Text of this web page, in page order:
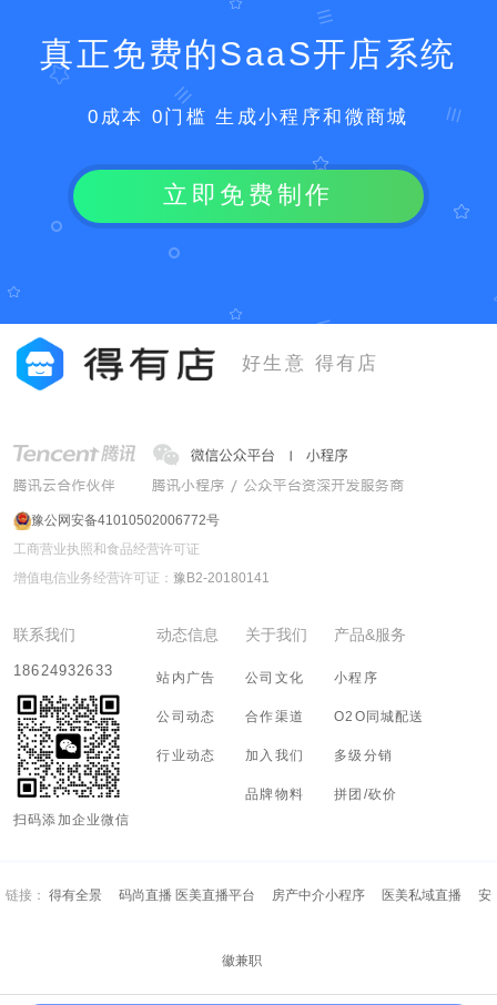
真正免费的SaaS开店系统
0成本 0门槛 生成小程序和微商城
立即免费制作
好生意 得有店
豫公网安备41010502006772号
工商营业执照和食品经营许可证
增值电信业务经营许可证： 豫B2-20180141
联系我们
18624932633
扫码添加企业微信
动态信息
站内广告
公司动态
行业动态
关于我们
公司文化
合作渠道
加入我们
品牌物料
产品&服务
小程序
O2O同城配送
多级分销
拼团/砍价
链接： 得有全景 码尚直播 医美直播平台 房产中介小程序 医美私域直播 安
徽兼职